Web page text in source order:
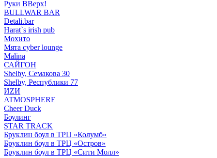
Руки ВВерх!
BULLWAR BAR
Detali.bar
Harat`s irish pub
Мохито
Мята cyber lounge
Malina
САЙГОН
Shelby, Семакова 30
Shelby, Республики 77
ИZИ
ATMOSPHERE
Cheer Duck
Боулинг
STAR TRACK
Бруклин боул в ТРЦ «Колумб»
Бруклин боул в ТРЦ «Остров»
Бруклин боул в ТРЦ «Сити Молл»